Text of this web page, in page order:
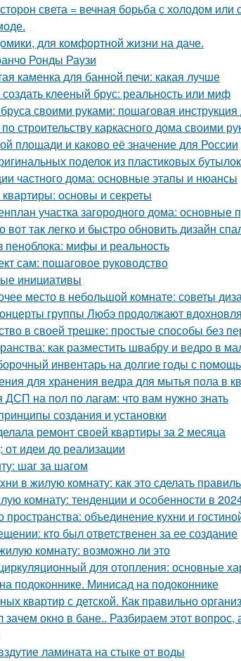
света = вечная борьба с холодом или
для комфортной жизни на даче.
Ронды Раузи
каменка для банной печи: какая лучше
клееный брус: реальность или миф
своими руками: пошаговая
строительству каркасного дома своими
площади и каково её значение для России
поделок из пластиковых бутылок
частного дома: основные этапы и нюансы
основы и секреты
участка загородного дома: основные
так легко и быстро обновить дизайн
мифы и реальность
сам: пошаговое руководство
инициативы
место в небольшой комнате: советы
группы Любэ продолжают
в своей трешке: простые способы без
как разместить швабру и ведро в
инвентарь на долгие годы с
для хранения ведра для мытья пола в
ДСП на пол по лагам: что вам нужно знать
создания и установки
ремонт своей квартиры за 2 месяца
идеи до реализации
шаг за шагом
в жилую комнату: как это сделать
комнату: тенденции и особенности в
пространства: объединение кухни и
кто был ответственен за ее создание
комнату: возможно ли это
для отопления: основные
подоконнике. Минисад на подоконнике
квартир с детской. Как правильно
окно в бане.. Разбираем этот вопрос,
ламината на стыке от воды